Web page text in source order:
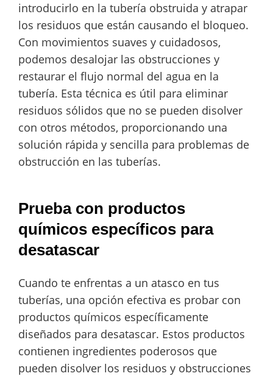
introducirlo en la tubería obstruida y atrapar
los residuos que están causando el bloqueo.
Con movimientos suaves y cuidadosos,
podemos desalojar las obstrucciones y
restaurar el flujo normal del agua en la
tubería. Esta técnica es útil para eliminar
residuos sólidos que no se pueden disolver
con otros métodos, proporcionando una
solución rápida y sencilla para problemas de
obstrucción en las tuberías.
Prueba con productos
químicos específicos para
desatascar
Cuando te enfrentas a un atasco en tus
tuberías, una opción efectiva es probar con
productos químicos específicamente
diseñados para desatascar. Estos productos
contienen ingredientes poderosos que
pueden disolver los residuos y obstrucciones